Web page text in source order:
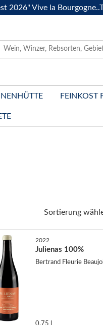
Vive la
FEINKOST
Sortierung
2022
Julienas 100%
Bertrand Fleurie
0,75 l